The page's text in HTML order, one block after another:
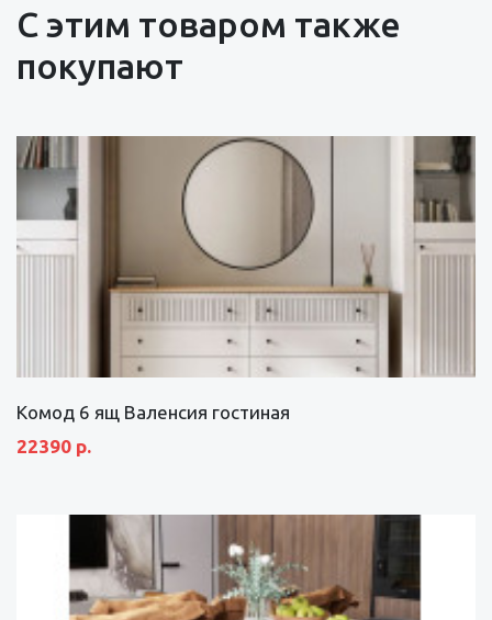
С этим товаром также
покупают
Комод 6 ящ Валенсия гостиная
22390 р.